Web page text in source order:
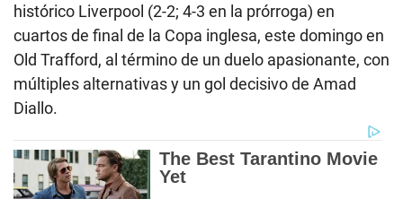
histórico Liverpool (2-2; 4-3 en la prórroga) en
cuartos de final de la Copa inglesa, este domingo en
Old Trafford, al término de un duelo apasionante, con
múltiples alternativas y un gol decisivo de Amad
Diallo.